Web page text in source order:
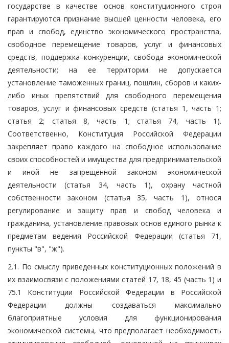
государстве в качестве основ конституционного строя
гарантируются признание высшей ценности человека, его
прав и свобод, единство экономического пространства,
свободное перемещение товаров, услуг и финансовых
средств, поддержка конкуренции, свобода экономической
деятельности; на ее территории не допускается
установление таможенных границ, пошлин, сборов и каких-
либо иных препятствий для свободного перемещения
товаров, услуг и финансовых средств (статья 1, часть 1;
статья 2; статья 8, часть 1; статья 74, часть 1).
Соответственно, Конституция Российской Федерации
закрепляет право каждого на свободное использование
своих способностей и имущества для предпринимательской
и иной не запрещенной законом экономической
деятельности (статья 34, часть 1), охрану частной
собственности законом (статья 35, часть 1), относя
регулирование и защиту прав и свобод человека и
гражданина, установление правовых основ единого рынка к
предметам ведения Российской Федерации (статья 71,
пункты "в", "ж").
2.1. По смыслу приведенных конституционных положений в
их взаимосвязи с положениями статей 17, 18, 45 (часть 1) и
75.1 Конституции Российской Федерации в Российской
Федерации должны создаваться максимально
благоприятные условия для функционирования
экономической системы, что предполагает необходимость